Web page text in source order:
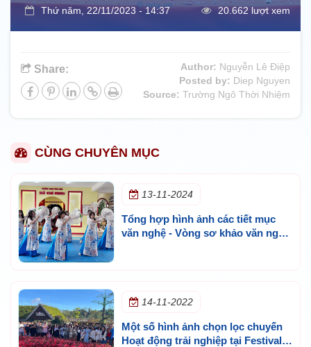
Thứ năm, 22/11/2023 - 14:37 20.662 lượt xem
Share: Author: Nguyễn Lê Điệp
Posted by: Diep Nguyen
Source: Trường Ngô Thời Nhiệm
CÙNG CHUYÊN MỤC
13-11-2024
Tổng hợp hình ảnh các tiết mục
văn nghệ - Vòng sơ khảo văn nghệ
14-11-2022
Một số hình ảnh chọn lọc chuyến
Hoạt động trải nghiệp tại Festival